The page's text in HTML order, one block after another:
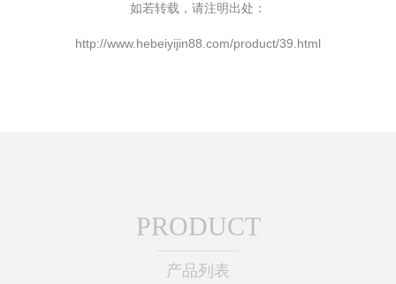
如若转载，请注明出处：
http://www.hebeiyijin88.com/product/39.html
PRODUCT
产品列表